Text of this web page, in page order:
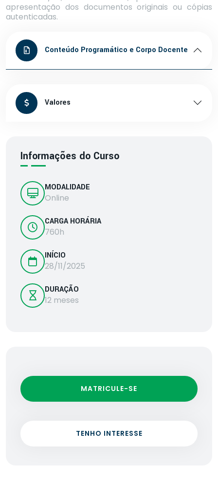
apresentação dos documentos originais ou cópias
autenticadas.
Conteúdo Programático e Corpo Docente
Valores
Informações do Curso
MODALIDADE
Online
CARGA HORÁRIA
760h
INÍCIO
28/11/2025
DURAÇÃO
12 meses
MATRICULE-SE
TENHO INTERESSE